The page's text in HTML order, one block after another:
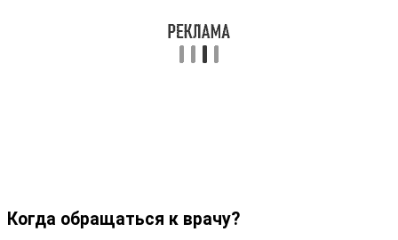
Когда обращаться к врачу?